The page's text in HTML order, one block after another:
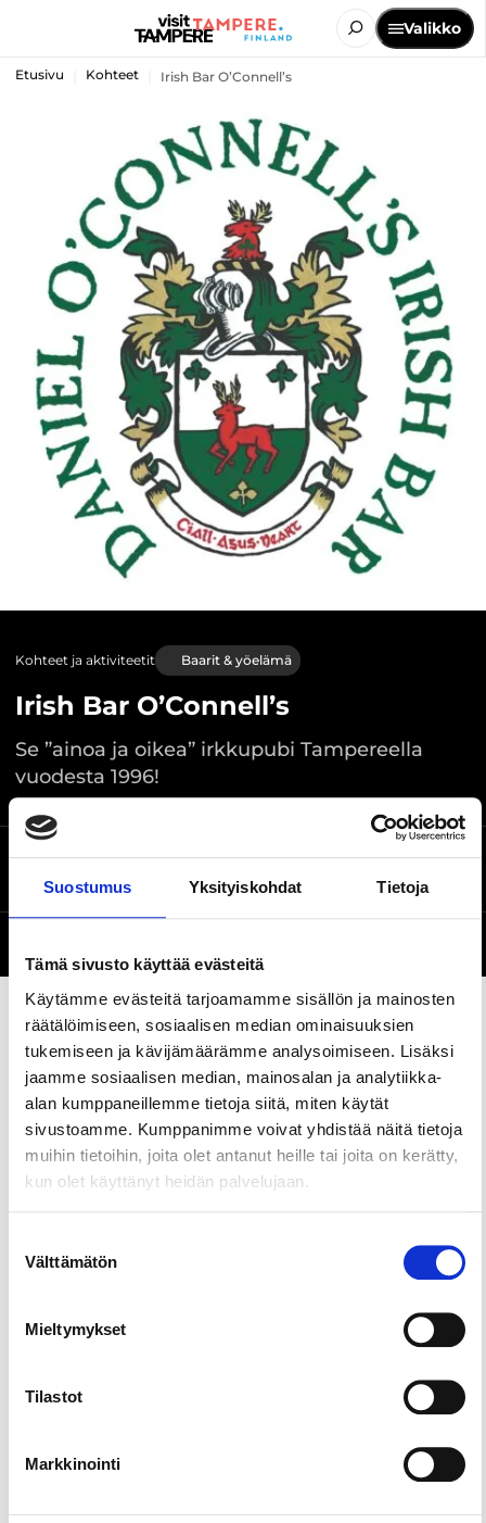
Suostumus Yksityiskohdat Tietoja
Tämä sivusto käyttää evästeitä
Käytämme evästeitä tarjoamamme sisällön ja mainosten
räätälöimiseen, sosiaalisen median ominaisuuksien
tukemiseen ja kävijämäärämme analysoimiseen. Lisäksi
jaamme sosiaalisen median, mainosalan ja analytiikka-
alan kumppaneillemme tietoja siitä, miten käytät
sivustoamme. Kumppanimme voivat yhdistää näitä tietoja
muihin tietoihin, joita olet antanut heille tai joita on kerätty,
kun olet käyttänyt heidän palvelujaan.
valinta
Välttämätön
Mieltymykset
Tilastot
Markkinointi
Valikko
Etusivu Kohteet Irish Bar O’Connell’s
Kohteet ja aktiviteetit Baarit & yöelämä
Irish Bar O’Connell’s
Se ”ainoa ja oikea” irkkupubi Tampereella
vuodesta 1996!
Rautatienkatu 24,
Tampere
Jaa sivu
Se ”ainoa ja oikea” irkkupubi Tampereella vuodesta
Baarit & yöelämä